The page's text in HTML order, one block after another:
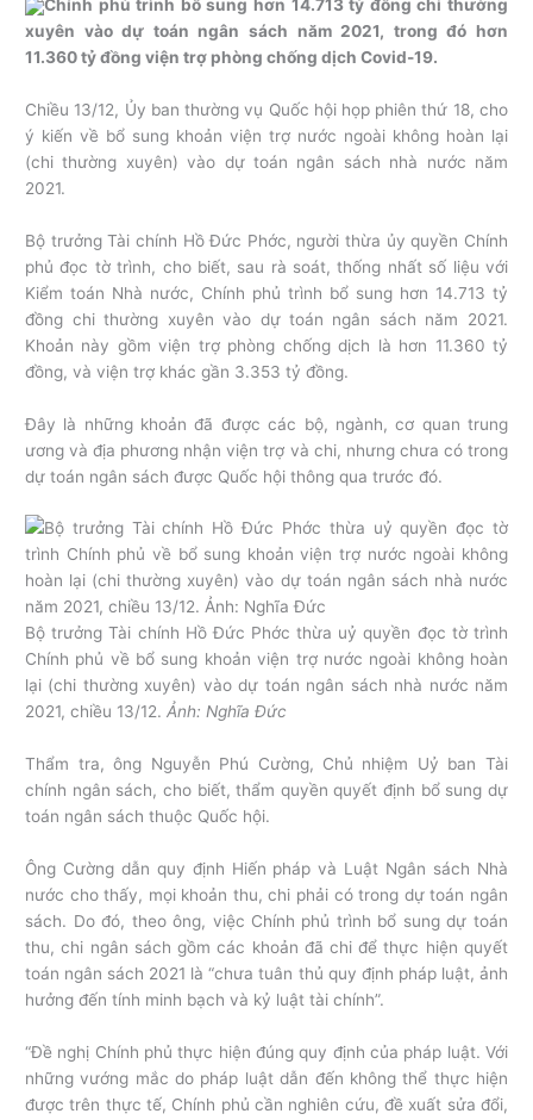
Chính phủ trình bổ sung hơn 14.713 tỷ đồng chi thường
xuyên vào dự toán ngân sách năm 2021, trong đó hơn
11.360 tỷ đồng viện trợ phòng chống dịch Covid-19.
Chiều 13/12, Ủy ban thường vụ Quốc hội họp phiên thứ 18, cho
ý kiến về bổ sung khoản viện trợ nước ngoài không hoàn lại
(chi thường xuyên) vào dự toán ngân sách nhà nước năm
2021.
Bộ trưởng Tài chính Hồ Đức Phớc, người thừa ủy quyền Chính
phủ đọc tờ trình, cho biết, sau rà soát, thống nhất số liệu với
Kiểm toán Nhà nước, Chính phủ trình bổ sung hơn 14.713 tỷ
đồng chi thường xuyên vào dự toán ngân sách năm 2021.
Khoản này gồm viện trợ phòng chống dịch là hơn 11.360 tỷ
đồng, và viện trợ khác gần 3.353 tỷ đồng.
Đây là những khoản đã được các bộ, ngành, cơ quan trung
ương và địa phương nhận viện trợ và chi, nhưng chưa có trong
dự toán ngân sách được Quốc hội thông qua trước đó.
Bộ trưởng Tài chính Hồ Đức Phớc thừa uỷ quyền đọc tờ trình
Chính phủ về bổ sung khoản viện trợ nước ngoài không hoàn
lại (chi thường xuyên) vào dự toán ngân sách nhà nước năm
2021, chiều 13/12.Ảnh: Nghĩa Đức
Thẩm tra, ông Nguyễn Phú Cường, Chủ nhiệm Uỷ ban Tài
chính ngân sách, cho biết, thẩm quyền quyết định bổ sung dự
toán ngân sách thuộc Quốc hội.
Ông Cường dẫn quy định Hiến pháp và Luật Ngân sách Nhà
nước cho thấy, mọi khoản thu, chi phải có trong dự toán ngân
sách. Do đó, theo ông, việc Chính phủ trình bổ sung dự toán
thu, chi ngân sách gồm các khoản đã chi để thực hiện quyết
toán ngân sách 2021 là “chưa tuân thủ quy định pháp luật, ảnh
hưởng đến tính minh bạch và kỷ luật tài chính”.
“Đề nghị Chính phủ thực hiện đúng quy định của pháp luật. Với
những vướng mắc do pháp luật dẫn đến không thể thực hiện
được trên thực tế, Chính phủ cần nghiên cứu, đề xuất sửa đổi,